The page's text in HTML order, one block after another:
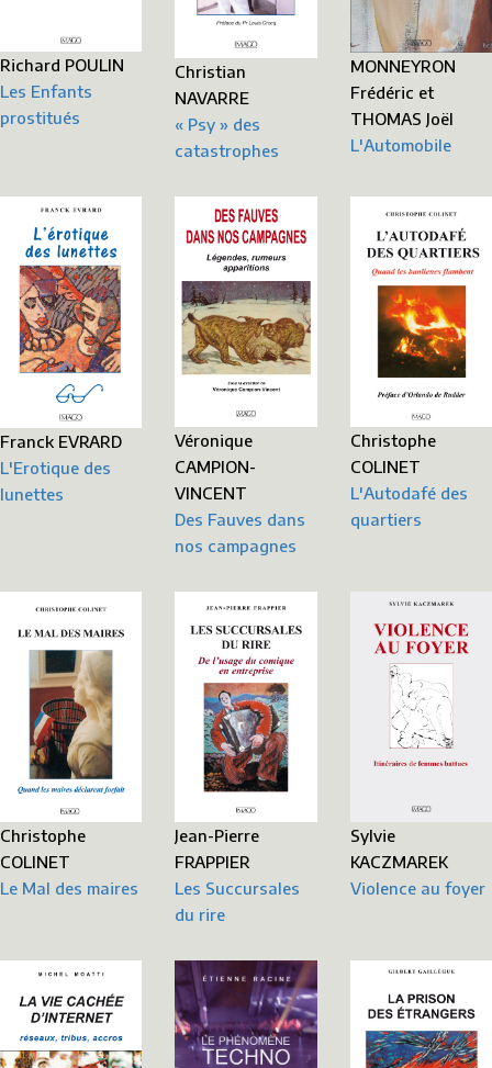
Richard POULIN
Les Enfants
prostitués
Christian
NAVARRE
« Psy » des
catastrophes
MONNEYRON
Frédéric et
THOMAS Joël
L'Automobile
Franck EVRARD
L'Erotique des
lunettes
Véronique
CAMPION-
VINCENT
Des Fauves dans
nos campagnes
Christophe
COLINET
L'Autodafé des
quartiers
Christophe
COLINET
Le Mal des maires
Jean-Pierre
FRAPPIER
Les Succursales
du rire
Sylvie
KACZMAREK
Violence au foyer